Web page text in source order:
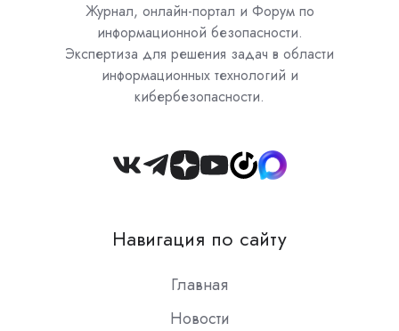
Журнал, онлайн-портал и Форум по
информационной безопасности.
Экспертиза для решения задач в области
информационных технологий и
кибербезопасности.
Join
Slack
Навигация по сайту
Главная
Новости